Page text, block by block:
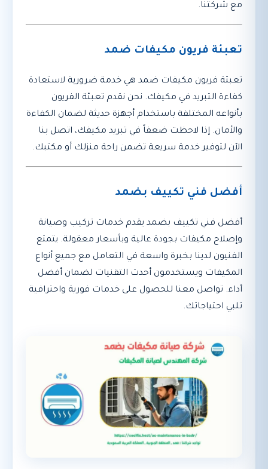
مع شركتنا.
تعبئة فريون مكيفات ضمد
تعبئة فريون مكيفات ضمد هي خدمة ضرورية لاستعادة
كفاءة التبريد في مكيفك. نحن نقدم تعبئة الفريون
بأنواعه المختلفة باستخدام أجهزة حديثة لضمان الكفاءة
والأمان. إذا لاحظت ضعفاً في تبريد مكيفك، اتصل بنا
الآن لتوفير خدمة سريعة تضمن راحة منزلك أو مكتبك.
أفضل فني تكييف بضمد
أفضل فني تكييف بضمد يقدم خدمات تركيب وصيانة
وإصلاح مكيفات بجودة عالية وبأسعار معقولة. يتمتع
الفنيون لدينا بخبرة واسعة في التعامل مع جميع أنواع
المكيفات ويستخدمون أحدث التقنيات لضمان أفضل
أداء. تواصل معنا للحصول على خدمات فورية واحترافية
تلبي احتياجاتك.